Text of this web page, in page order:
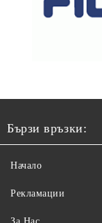
Бързи връзки:
Начало
Рекламации